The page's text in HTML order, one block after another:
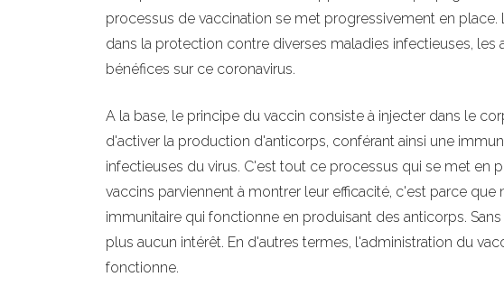
processus de vaccination se met progressivement en
dans la protection contre diverses maladies infectieuses,
bénéfices sur ce coronavirus.
A la base, le principe du vaccin consiste à injecter dans le
d'activer la production d'anticorps, conférant ainsi une
infectieuses du virus. C'est tout ce processus qui se met en
vaccins parviennent à montrer leur efficacité, c'est parce
immunitaire qui fonctionne en produisant des anticorps.
plus aucun intérêt. En d'autres termes, l'administration du
fonctionne.